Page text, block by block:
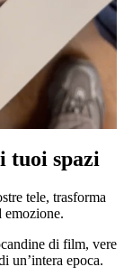
tuoi spazi
tele, trasforma
emozione.
di film, vere
un’intera epoca.